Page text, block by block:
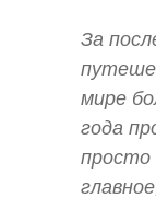
За
мире
года
просто